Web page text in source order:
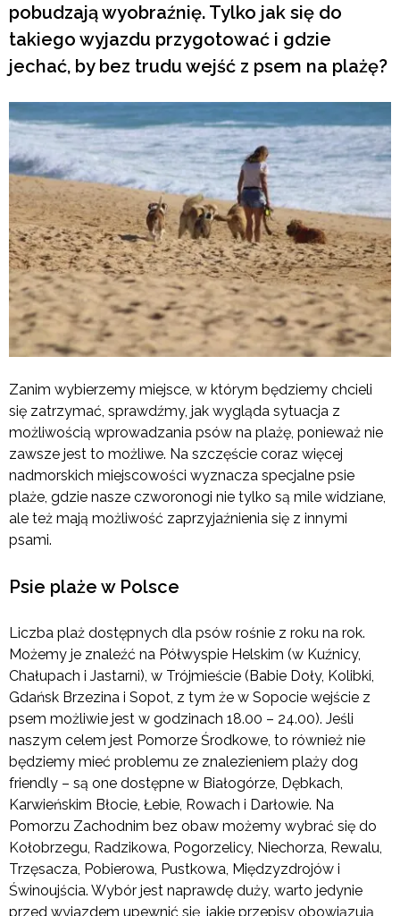
pobudzają wyobraźnię. Tylko jak się do
takiego wyjazdu przygotować i gdzie
jechać, by bez trudu wejść z psem na plażę?
Zanim wybierzemy miejsce, w którym będziemy chcieli
się zatrzymać, sprawdźmy, jak wygląda sytuacja z
możliwością wprowadzania psów na plażę, ponieważ nie
zawsze jest to możliwe. Na szczęście coraz więcej
nadmorskich miejscowości wyznacza specjalne psie
plaże, gdzie nasze czworonogi nie tylko są mile widziane,
ale też mają możliwość zaprzyjaźnienia się z innymi
psami.
Psie plaże w Polsce
Liczba plaż dostępnych dla psów rośnie z roku na rok.
Możemy je znaleźć na Półwyspie Helskim (w Kuźnicy,
Chałupach i Jastarni), w Trójmieście (Babie Doły, Kolibki,
Gdańsk Brzezina i Sopot, z tym że w Sopocie wejście z
psem możliwie jest w godzinach 18.00 – 24.00). Jeśli
naszym celem jest Pomorze Środkowe, to również nie
będziemy mieć problemu ze znalezieniem plaży dog
friendly – są one dostępne w Białogórze, Dębkach,
Karwieńskim Błocie, Łebie, Rowach i Darłowie. Na
Pomorzu Zachodnim bez obaw możemy wybrać się do
Kołobrzegu, Radzikowa, Pogorzelicy, Niechorza, Rewalu,
Trzęsacza, Pobierowa, Pustkowa, Międzyzdrojów i
Świnoujścia. Wybór jest naprawdę duży, warto jedynie
przed wyjazdem upewnić się, jakie przepisy obowiązują